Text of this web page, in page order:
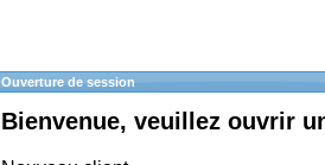
Ouverture de session
Bienvenue, veuillez ouvrir